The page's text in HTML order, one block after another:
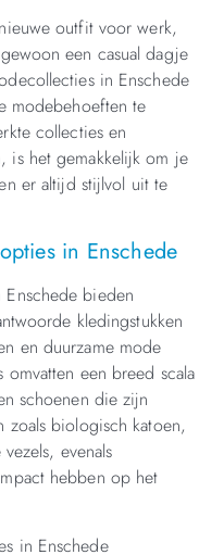
outfit voor werk,
een casual dagje
in Enschede
modebehoeften te
collecties en
is het gemakkelijk om je
er altijd stijlvol uit te
in Enschede
bieden
kledingstukken
en duurzame mode
een breed scala
schoenen die zijn
zoals biologisch katoen,
evenals
hebben op het
in Enschede